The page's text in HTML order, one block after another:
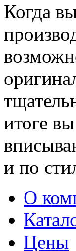
Когда
итоге
и по
О
Цены